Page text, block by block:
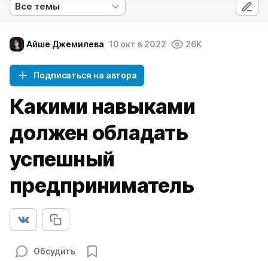
Все темы
Айше Джемилева 10 окт в 2022 26K
Подписаться на автора
Какими навыками
должен обладать
успешный
предприниматель
Обсудить